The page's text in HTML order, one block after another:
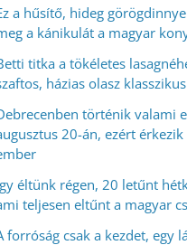
a hűsítő, hideg
a kánikulát a magyar
titka a tökéletes
házias olasz klasszikus
történik valami
20-án, ezért
éltünk régen, 20 letűnt
teljesen eltűnt a magyar
forróság csak a kezdet, egy